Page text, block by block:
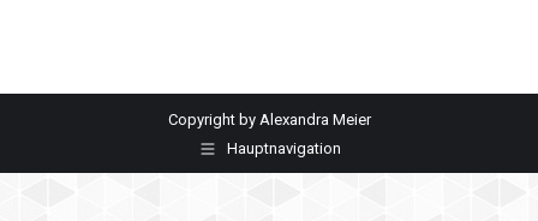
Copyright by Alexandra Meier
Hauptnavigation